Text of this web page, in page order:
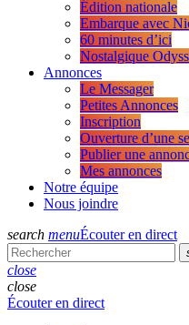
Édition nationale
Embarque avec
60 minutes d’ici
Nostalgique
Annonces
Le Messager
Petites Annonces
Inscription
Ouverture d’une
Publier une
Mes annonces
Notre équipe
Nous joindre
search menuÉcouter en direct
close
close
Écouter en direct